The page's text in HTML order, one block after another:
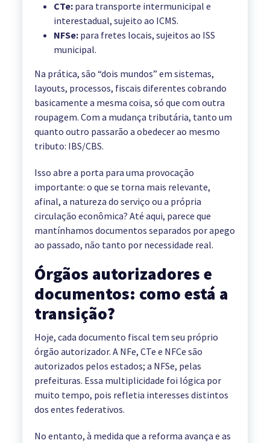
CTe:para transporte intermunicipal e
interestadual, sujeito ao ICMS.
NFSe:para fretes locais, sujeitos ao ISS
municipal.
Na prática, são “dois mundos” em sistemas,
layouts, processos, fiscais diferentes cobrando
basicamente a mesma coisa, só que com outra
roupagem. Com a mudança tributária, tanto um
quanto outro passarão a obedecer ao mesmo
tributo: IBS/CBS.
Isso abre a porta para uma provocação
importante: o que se torna mais relevante,
afinal, a natureza do serviço ou a própria
circulação econômica? Até aqui, parece que
mantínhamos documentos separados por apego
ao passado, não tanto por necessidade real.
Órgãos autorizadores e
documentos: como está a
transição?
Hoje, cada documento fiscal tem seu próprio
órgão autorizador. A NFe, CTe e NFCe são
autorizados pelos estados; a NFSe, pelas
prefeituras. Essa multiplicidade foi lógica por
muito tempo, pois refletia interesses distintos
dos entes federativos.
No entanto, à medida que a reforma avança e as